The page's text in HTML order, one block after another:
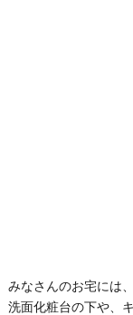
みなさんのお宅には
洗面化粧台の下や、